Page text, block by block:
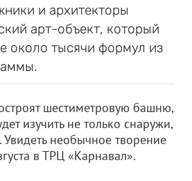
и архитекторы
арт-объект, который
около тысячи формул из
шестиметровую башню,
изучить не только снаружи,
Увидеть необычное творение
в ТРЦ «Карнавал».